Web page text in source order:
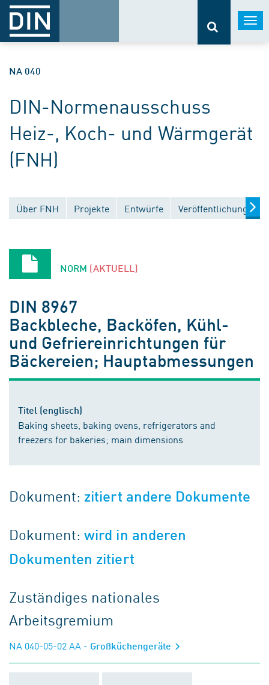
NA 040
DIN-Normenausschuss
Heiz-, Koch- und Wärmgerät
(FNH)
Über FNH Projekte Entwürfe Veröffentlichungen
NORM [AKTUELL]
DIN 8967
Backbleche, Backöfen, Kühl-
und Gefriereinrichtungen für
Bäckereien; Hauptabmessungen
Titel (englisch)
Baking sheets, baking ovens, refrigerators and
freezers for bakeries; main dimensions
Dokument: zitiert andere Dokumente
Dokument:wird in anderen
Dokumenten zitiert
Zuständiges nationales
Arbeitsgremium
NA 040-05-02 AA - Großküchengeräte